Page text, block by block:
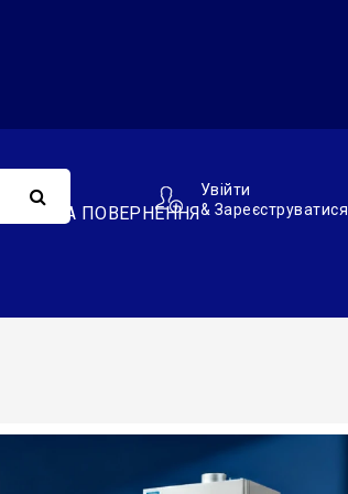
ОБМІН ТА ПОВЕРНЕННЯ
Увійти
& Зареєструватися